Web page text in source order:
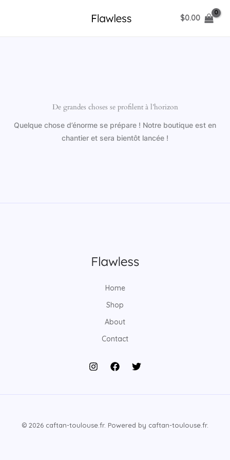
$0.00
De grandes choses se profilent à l’horizon
Quelque chose d’énorme se prépare ! Notre boutique est en
chantier et sera bientôt lancée !
Home
Shop
About
Contact
© 2026 caftan-toulouse.fr. Powered by caftan-toulouse.fr.